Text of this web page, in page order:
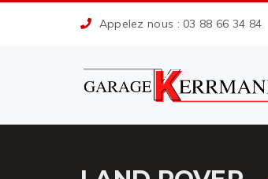
Appelez nous : 03 88 66 34 84